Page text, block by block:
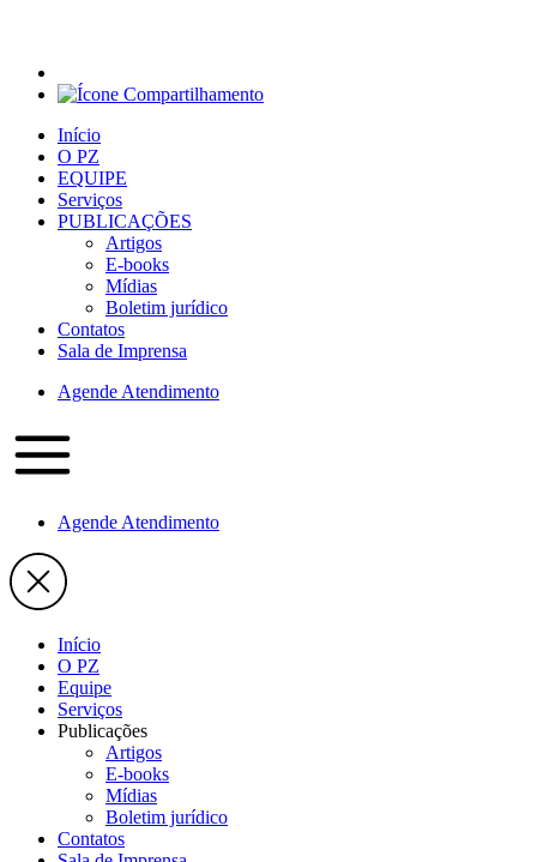
Início
O PZ
EQUIPE
Serviços
PUBLICAÇÕES
Artigos
E-books
Mídias
Boletim jurídico
Contatos
Sala de Imprensa
Agende Atendimento
Agende Atendimento
Início
O PZ
Equipe
Serviços
Publicações
Artigos
E-books
Mídias
Boletim jurídico
Contatos